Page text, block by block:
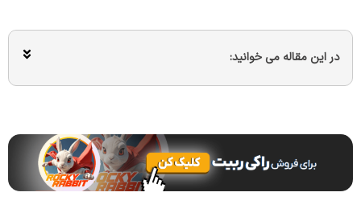
در این مقاله می خوانید: